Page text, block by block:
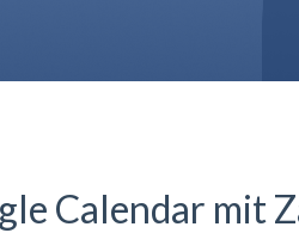
Calendar mit